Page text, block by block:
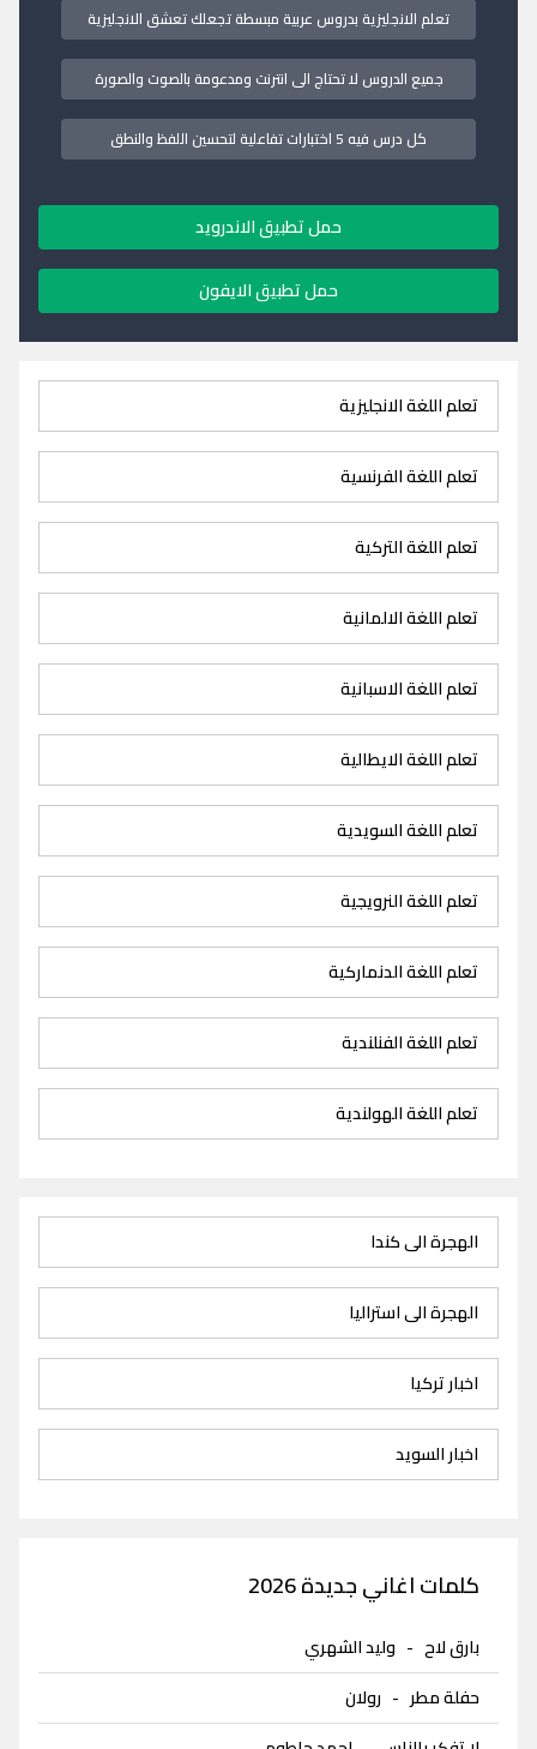
تعلم الانجليزية بدروس عربية مبسطة تجعلك تعشق الانجليزية
جميع الدروس لا تحتاج الى انترنت ومدعومة بالصوت والصورة
كل درس فيه 5 اختبارات تفاعلية لتحسين اللفظ والنطق
حمل تطبيق الاندرويد
حمل تطبيق الايفون
تعلم اللغة الانجليزية
تعلم اللغة الفرنسية
تعلم اللغة التركية
تعلم اللغة الالمانية
تعلم اللغة الاسبانية
تعلم اللغة الايطالية
تعلم اللغة السويدية
تعلم اللغة النرويجية
تعلم اللغة الدنماركية
تعلم اللغة الفنلندية
تعلم اللغة الهولندية
الهجرة الى كندا
الهجرة الى استراليا
اخبار تركيا
اخبار السويد
كلمات اغاني جديدة 2026
بارق لاح - وليد الشهري
حفلة مطر - رولان